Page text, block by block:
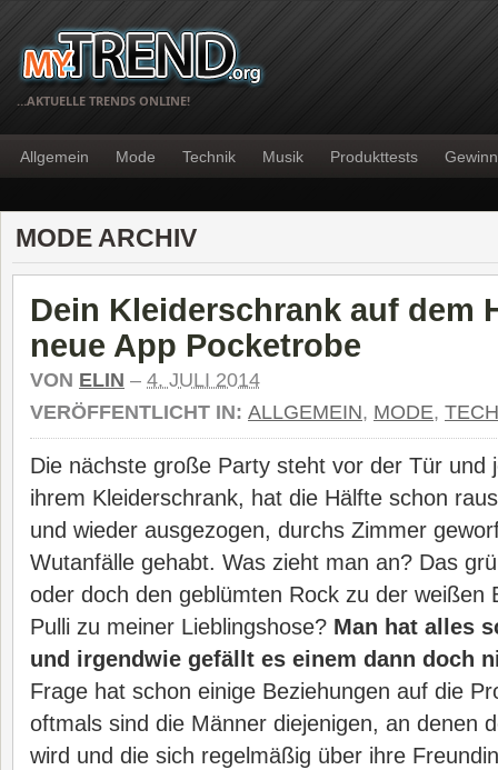
…AKTUELLE TRENDS ONLINE!
Allgemein Mode Technik Musik Produkttests
MODE ARCHIV
Dein Kleiderschrank auf dem
neue App Pocketrobe
VON ELIN – 4. JULI 2014
VERÖFFENTLICHT IN: ALLGEMEIN, MODE,
Die nächste große Party steht vor der Tür und
ihrem Kleiderschrank, hat die Hälfte schon
und wieder ausgezogen, durchs Zimmer
Wutanfälle gehabt. Was zieht man an? Das
oder doch den geblümten Rock zu der weißen
Pulli zu meiner Lieblingshose? Man hat alles
und irgendwie gefällt es einem dann doch
Frage hat schon einige Beziehungen auf die
oftmals sind die Männer diejenigen, an denen
wird und die sich regelmäßig über ihre